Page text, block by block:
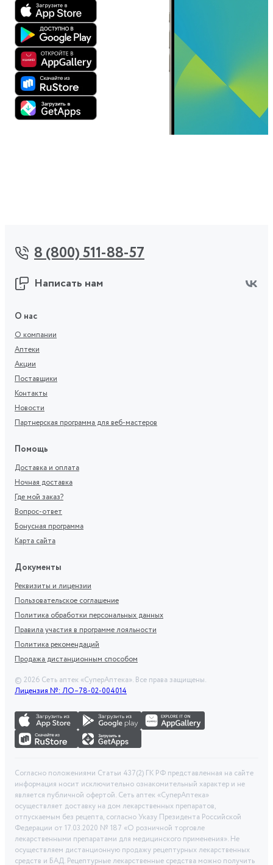
8 (800) 511-88-57
Написать нам
О нас
О компании
Аптеки
Акции
Поставщики
Контакты
Новости
Партнерская программа для веб-мастеров
Помощь
Доставка и оплата
Ночная доставка
Где мой заказ?
Вопрос-ответ
Бонусная программа
Карта сайта
Документы
Реквизиты и лицензии
Пользовательское соглашение
Политика обработки персональных данных
Правила участия в программе лояльности
Политика рекомендаций
Продажа дистанционным способом
© 2026 Сеть аптек «СуперАптека». Все права защищены.
Лицензия №: ЛО–78-02-004014
Согласно положениями Статьи 437(2) ГК РФ представленная на сайте
информация носит исключительно ознакомительный характер и не
является публичной офертой. Сеть аптек «СуперАптека»
осуществляет доставку на дом лекарственных препаратов,
отпускаемым без рецепта, согласно Указу Президента Российской
Федерации от 17.03.2020 № 187 «О розничной торговле
лекарственными препаратами для медицинского применения». Не
осуществляем дистанционную продажу рецептурных лекарственных
средств и БАД. Рецептурные лекарственные средства можно получить